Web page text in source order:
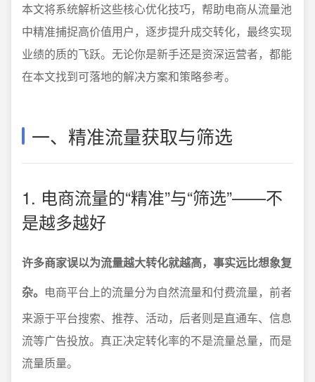
本文将系统解析这些核心优化技巧，帮助电商从流量池
中精准捕捉高价值用户，逐步提升成交转化，最终实现
业绩的质的飞跃。无论你是新手还是资深运营者，都能
在本文找到可落地的解决方案和策略参考。
一、精准流量获取与筛选
1. 电商流量的“精准”与“筛选”——不
是越多越好
许多商家误以为流量越大转化就越高，事实远比想象复
杂。 电商平台上的流量分为自然流量和付费流量，前者
来源于平台搜索、推荐、活动，后者则是直通车、信息
流等广告投放。真正决定转化率的不是流量总量，而是
流量质量。